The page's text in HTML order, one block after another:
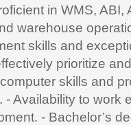
in WMS, ABI,
warehouse
skills and
prioritize
skills and
Availability to work
- Bachelor’s